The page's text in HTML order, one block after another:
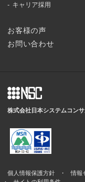
キャリア採用
お客様の声
お問い合わせ
株式会社日本システムコン
個人情報保護方針 情報